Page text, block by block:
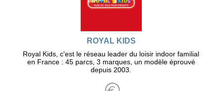
ROYAL KIDS
Royal Kids, c'est le réseau leader du loisir indoor familial
en France : 45 parcs, 3 marques, un modèle éprouvé
depuis 2003.